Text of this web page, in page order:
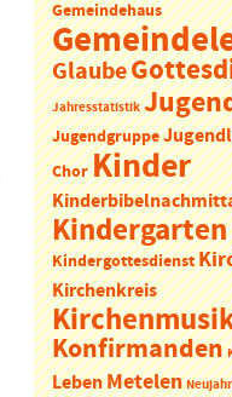
Gemeindehaus
Glaube
Jahresstatistik
Jugendgruppe
Chor Kinder
Kindergarten
Kindergottesdienst
Kirchenkreis
Konfirmanden
LebenMetelen